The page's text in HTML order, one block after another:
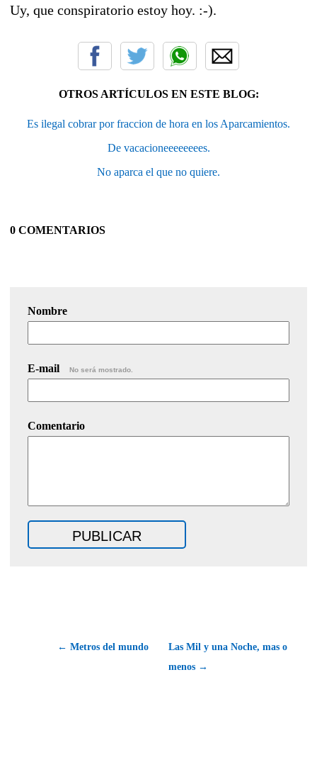
Uy, que conspiratorio estoy hoy. :-).
OTROS ARTÍCULOS EN ESTE BLOG:
Es ilegal cobrar por fraccion de hora en los Aparcamientos.
De vacacioneeeeeeees.
No aparca el que no quiere.
0 COMENTARIOS
Nombre
E-mail No será mostrado.
Comentario
← Metros del mundo
Las Mil y una Noche, mas o
menos →